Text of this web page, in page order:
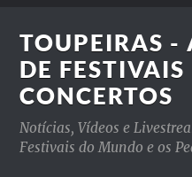
TOUPEIRAS -
DE FESTIVAIS
CONCERTOS
Notícias, Vídeos e
Festivais do Mundo e os